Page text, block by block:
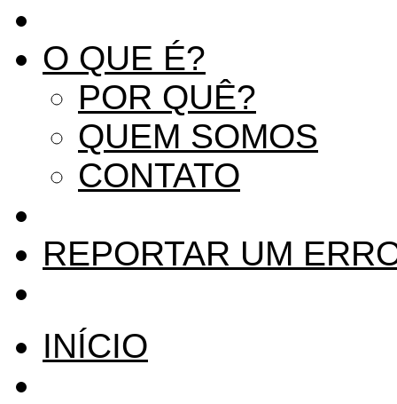
O QUE É?
POR QUÊ?
QUEM SOMOS
CONTATO
REPORTAR UM
INÍCIO